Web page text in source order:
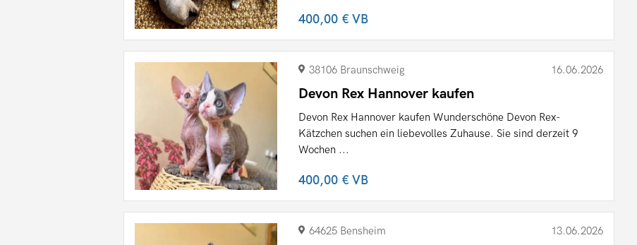
400,00 €VB
38106 Braunschweig 16.06.2026
Devon Rex Hannover kaufen
Devon Rex Hannover kaufen Wunderschöne Devon Rex-
Kätzchen suchen ein liebevolles Zuhause. Sie sind derzeit 9
Wochen ...
400,00 €VB
64625 Bensheim 13.06.2026